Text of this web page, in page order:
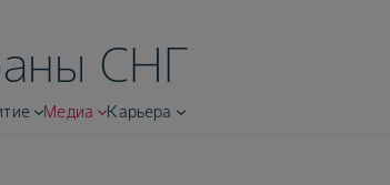
СНГ
Медиа Карьера